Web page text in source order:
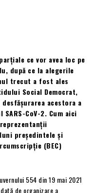
ce vor avea loc pe
după ce la alegerile
trecut a fost ales
Social Democrat,
acestora a
CoV-2. Cum aici
preşedintele şi
(BEC)
554 din 19 mai 2021
de organizare a